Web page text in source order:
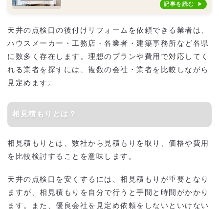
記事を読む
天井の点検口の後付けリフォームを依頼できる業者は、
ハウスメーカー・工務店・各業者・建築事務所など各県
に数多く存在します。理想のプランや費用で対応してく
れる業者を探すには、複数の会社・業者を比較しながら
見定めます。
相見積もりとは？
相見積もりとは、数社から見積もりを取り、価格や費用
を比較検討することを意味します。
天井の点検口を安くするには、相見積もりが重要となり
ますが、相見積もりを自分で行うと手間と時間がかかり
ます。また、優良会社を見定め依頼をしないといけない